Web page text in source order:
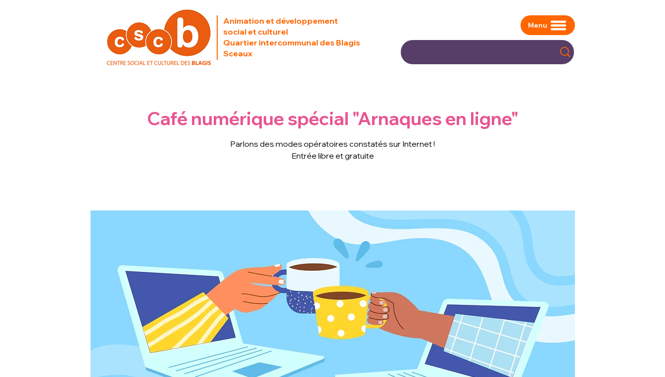
Animation et développement
social et culturel
Quartier intercommunal des Blagis
Sceaux
Menu
Café numérique spécial "Arnaques en ligne"
Parlons des modes opératoires constatés sur Internet !
Entrée libre et gratuite